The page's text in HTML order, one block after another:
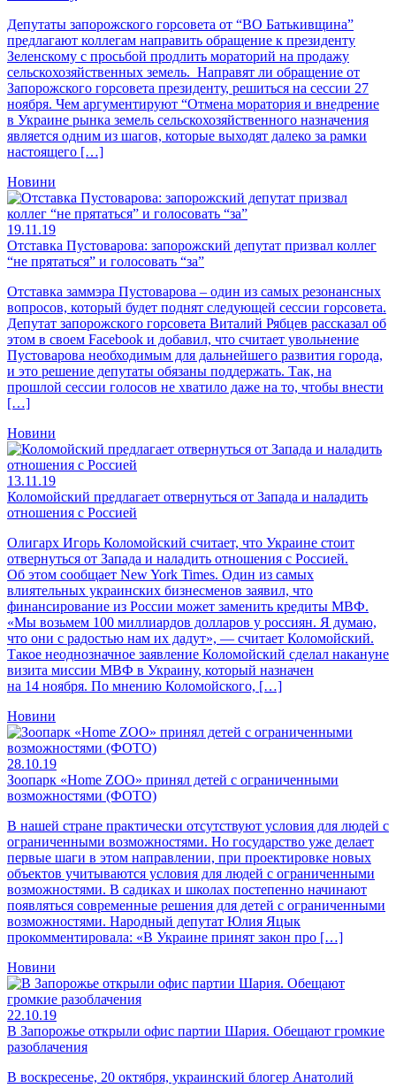
Депутаты запорожского горсовета от “ВО Батькивщина”
предлагают коллегам направить обращение к президенту
Зеленскому с просьбой продлить мораторий на продажу
сельскохозяйственных земель. Направят ли обращение от
Запорожского горсовета президенту, решиться на сессии 27
ноября. Чем аргументируют “Отмена моратория и внедрение
в Украине рынка земель сельскохозяйственного назначения
является одним из шагов, которые выходят далеко за рамки
настоящего […]
Новини
19.11.19
Отставка Пустоварова: запорожский депутат призвал коллег
“не прятаться” и голосовать “за”
Отставка заммэра Пустоварова – один из самых резонансных
вопросов, который будет поднят следующей сессии горсовета.
Депутат запорожского горсовета Виталий Рябцев рассказал об
этом в своем Facebook и добавил, что считает увольнение
Пустоварова необходимым для дальнейшего развития города,
и это решение депутаты обязаны поддержать. Так, на
прошлой сессии голосов не хватило даже на то, чтобы внести
[…]
Новини
13.11.19
Коломойский предлагает отвернуться от Запада и наладить
отношения с Россией
Олигарх Игорь Коломойский считает, что Украине стоит
отвернуться от Запада и наладить отношения с Россией.
Об этом сообщает New York Times. Один из самых
влиятельных украинских бизнесменов заявил, что
финансирование из России может заменить кредиты МВФ.
«Мы возьмем 100 миллиардов долларов у россиян. Я думаю,
что они с радостью нам их дадут», — считает Коломойский.
Такое неоднозначное заявление Коломойский сделал накануне
визита миссии МВФ в Украину, который назначен
на 14 ноября. По мнению Коломойского, […]
Новини
28.10.19
Зоопарк «Home ZOO» принял детей с ограниченными
возможностями (ФОТО)
В нашей стране практически отсутствуют условия для людей с
ограниченными возможностями. Но государство уже делает
первые шаги в этом направлении, при проектировке новых
объектов учитываются условия для людей с ограниченными
возможностями. В садиках и школах постепенно начинают
появляться современные решения для детей с ограниченными
возможностями. Народный депутат Юлия Яцык
прокомментировала: «В Украине принят закон про […]
Новини
22.10.19
В Запорожье открыли офис партии Шария. Обещают громкие
разоблачения
В воскресенье, 20 октября, украинский блогер Анатолий